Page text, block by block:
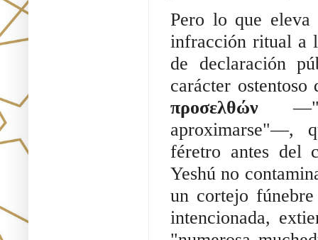
Pero lo que
infracción ritual a
de declaración
προσελθών
aproximarse"—,
féretro antes del
Yeshú no
un cortejo
intencionada,